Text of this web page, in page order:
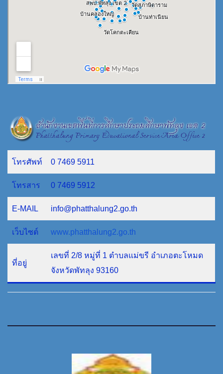
โทรศัพท์ 0 7469 5911
โทรสาร 0 7469 5912
E-MAIL info@phatthalung2.go.th
เว็บไซต์ www.phatthalung2.go.th
ที่อยู่
เลขที่ 2/8 หมู่ที่ 1 ตำบลแม่ขรี อำเภอตะโหมด
จังหวัดพัทลุง 93160